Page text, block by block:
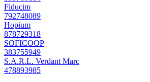
Fiducim
792748089
Hopium
878729318
SOFICOOP
383755949
S.A.R.L. Verdant Marc
478893985